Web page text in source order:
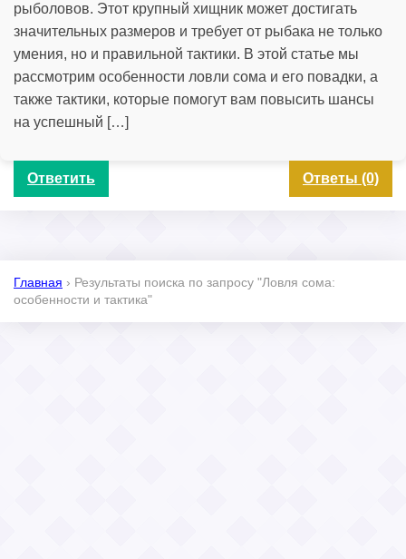
рыболовов. Этот крупный хищник может достигать
значительных размеров и требует от рыбака не только
умения, но и правильной тактики. В этой статье мы
рассмотрим особенности ловли сома и его повадки, а
также тактики, которые помогут вам повысить шансы
на успешный […]
Ответить Ответы (0)
Главная › Результаты поиска по запросу "Ловля сома:
особенности и тактика"